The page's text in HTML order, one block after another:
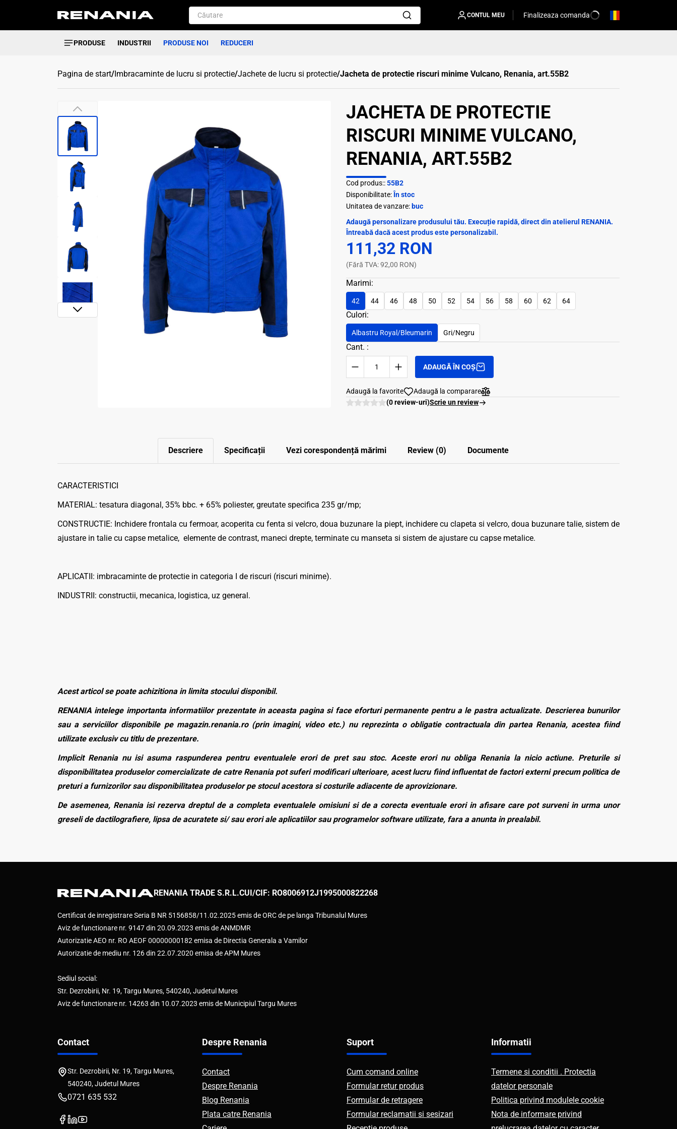
CONTUL MEU Finalizeaza comanda
PRODUSE INDUSTRII PRODUSE NOI REDUCERI
Pagina de start/Imbracaminte de lucru si protectie/Jachete de lucru si protectie/Jacheta de protectie riscuri minime Vulcano, Renania, art.55B2
JACHETA DE PROTECTIE
RISCURI MINIME VULCANO,
RENANIA, ART.55B2
Cod produs::55B2
Disponibilitate: În stoc
Unitatea de vanzare: buc
Adaugă personalizare produsului tău. Execuție rapidă, direct din atelierul RENANIA.
Întreabă dacă acest produs este personalizabil.
111,32 RON
(Fără TVA: 92,00 RON)
Marimi:
42 44 46 48 50 52 54 56 58 60 62 64
Culori:
Albastru Royal/Bleumarin Gri/Negru
Cant. :
ADAUGĂ ÎN COȘ
Adaugă la favorite
Adaugă la comparare
(0 review-uri)Scrie un review
Descriere Specificații Vezi corespondenţă mărimi Review (0) Documente
CARACTERISTICI
MATERIAL: tesatura diagonal, 35% bbc. + 65% poliester, greutate specifica 235 gr/mp;
CONSTRUCTIE: Inchidere frontala cu fermoar, acoperita cu fenta si velcro, doua buzunare la piept, inchidere cu clapeta si velcro, doua buzunare talie, sistem de
ajustare in talie cu capse metalice, elemente de contrast, maneci drepte, terminate cu manseta si sistem de ajustare cu capse metalice.
APLICATII: imbracaminte de protectie in categoria I de riscuri (riscuri minime).
INDUSTRII: constructii, mecanica, logistica, uz general.
Acest articol se poate achizitiona in limita stocului disponibil.
RENANIA intelege importanta informatiilor prezentate in aceasta pagina si face eforturi permanente pentru a le pastra actualizate. Descrierea bunurilor
sau a serviciilor disponibile pe magazin.renania.ro (prin imagini, video etc.) nu reprezinta o obligatie contractuala din partea Renania, acestea fiind
utilizate exclusiv cu titlu de prezentare.
Implicit Renania nu isi asuma raspunderea pentru eventualele erori de pret sau stoc. Aceste erori nu obliga Renania la nicio actiune. Preturile si
disponibilitatea produselor comercializate de catre Renania pot suferi modificari ulterioare, acest lucru fiind influentat de factori externi precum politica de
preturi a furnizorilor sau disponibilitatea produselor pe stocul acestora si costurile adiacente de aprovizionare.
De asemenea, Renania isi rezerva dreptul de a completa eventualele omisiuni si de a corecta eventuale erori in afisare care pot surveni in urma unor
greseli de dactilografiere, lipsa de acuratete si/ sau erori ale aplicatiilor sau programelor software utilizate, fara a anunta in prealabil.
RENANIA TRADE S.R.L.CUI/CIF: RO8006912J1995000822268
Certificat de inregistrare Seria B NR 5156858/11.02.2025 emis de ORC de pe langa Tribunalul Mures
Aviz de functionare nr. 9147 din 20.09.2023 emis de ANMDMR
Autorizatie AEO nr. RO AEOF 00000000182 emisa de Directia Generala a Vamilor
Autorizatie de mediu nr. 126 din 22.07.2020 emisa de APM Mures
Sediul social:
Str. Dezrobirii, Nr. 19, Targu Mures, 540240, Judetul Mures
Aviz de functionare nr. 14263 din 10.07.2023 emis de Municipiul Targu Mures
Contact
Str. Dezrobirii, Nr. 19, Targu Mures,
540240, Judetul Mures
0721 635 532
Despre Renania
Contact
Despre Renania
Blog Renania
Plata catre Renania
Suport
Cum comand online
Formular retur produs
Formular de retragere
Formular reclamatii si sesizari
Informatii
Termene si conditii . Protectia
datelor personale
Politica privind modulele cookie
Nota de informare privind